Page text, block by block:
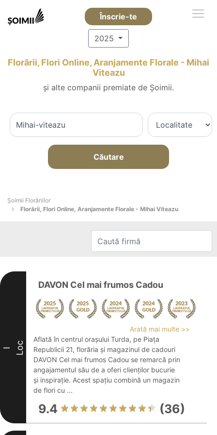
Înscrie-te
2025
Florării, Flori Online, Aranjamente Florale - Mihai
Viteazu
și alte companii premiate de Șoimii.
Căutare
Șoimii Florăriilor
Florării, Flori Online, Aranjamente Florale - Mihai Viteazu
I Loc
DAVON Cel mai frumos Cadou
Arată mai multe >>
Aflată în centrul orașului Turda, pe Piața
Republicii 21, florăria și magazinul de cadouri
DAVON Cel mai frumos Cadou se remarcă prin
angajamentul său de a oferi clienților bucurie
și inspirație. Acest spațiu combină un magazin
de flori cu ...
9.4 (36)